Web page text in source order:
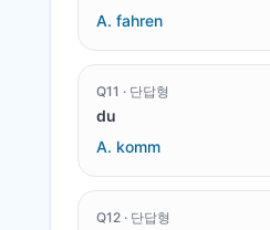
A. fahren
Q11 · 단답형
du
A. komm
Q12 · 단답형